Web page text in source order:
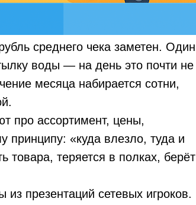
среднего чека заметен. Один
воды — на день это почти не
месяца набирается сотни,
про ассортимент, цены,
принципу: «куда влезло, туда и
товара, теряется в полках, берёт
презентаций сетевых игроков.